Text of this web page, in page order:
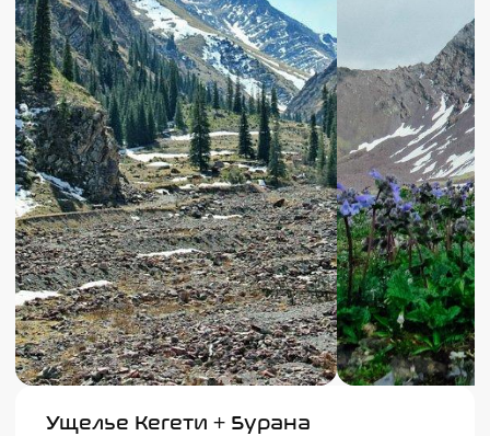
Ущелье Кегети + Бурана